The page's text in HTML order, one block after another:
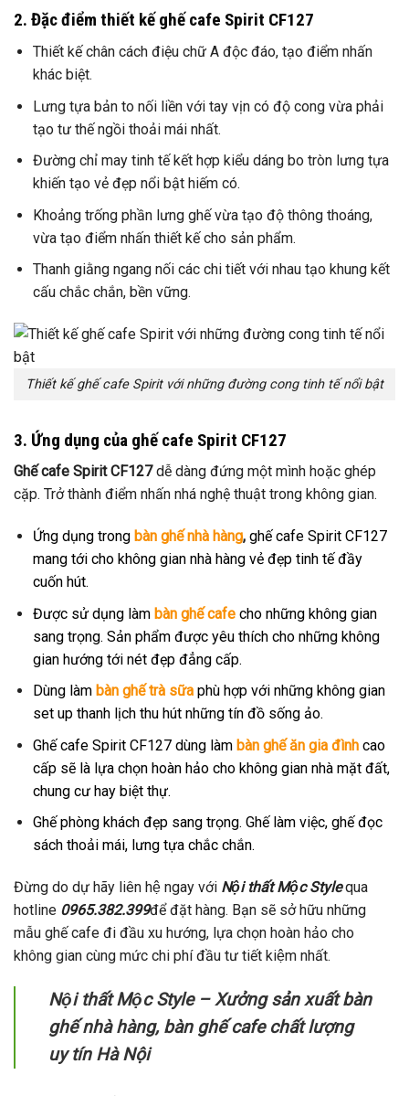
2. Đặc điểm thiết kế ghế cafe Spirit CF127
Thiết kế chân cách điệu chữ A độc đáo, tạo điểm nhấn
khác biệt.
Lưng tựa bản to nối liền với tay vịn có độ cong vừa phải
tạo tư thế ngồi thoải mái nhất.
Đường chỉ may tinh tế kết hợp kiểu dáng bo tròn lưng tựa
khiến tạo vẻ đẹp nổi bật hiếm có.
Khoảng trống phần lưng ghế vừa tạo độ thông thoáng,
vừa tạo điểm nhấn thiết kế cho sản phẩm.
Thanh giằng ngang nối các chi tiết với nhau tạo khung kết
cấu chắc chắn, bền vững.
Thiết kế ghế cafe Spirit với những đường cong tinh tế nổi bật
3. Ứng dụng của ghế cafe Spirit CF127
Ghế cafe Spirit CF127dễ dàng đứng một mình hoặc ghép
cặp. Trở thành điểm nhấn nhá nghệ thuật trong không gian.
Ứng dụng trong bàn ghế nhà hàng, ghế cafe Spirit CF127
mang tới cho không gian nhà hàng vẻ đẹp tinh tế đầy
cuốn hút.
Được sử dụng làm bàn ghế cafe cho những không gian
sang trọng. Sản phẩm được yêu thích cho những không
gian hướng tới nét đẹp đẳng cấp.
Dùng làm bàn ghế trà sữa phù hợp với những không gian
set up thanh lịch thu hút những tín đồ sống ảo.
Ghế cafe Spirit CF127 dùng làm bàn ghế ăn gia đìnhcao
cấp sẽ là lựa chọn hoàn hảo cho không gian nhà mặt đất,
chung cư hay biệt thự.
Ghế phòng khách đẹp sang trọng. Ghế làm việc, ghế đọc
sách thoải mái, lưng tựa chắc chắn.
Đừng do dự hãy liên hệ ngay với Nội thất Mộc Stylequa
hotline 0965.382.399để đặt hàng. Bạn sẽ sở hữu những
mẫu ghế cafe đi đầu xu hướng, lựa chọn hoàn hảo cho
không gian cùng mức chi phí đầu tư tiết kiệm nhất.
Nội thất Mộc Style – Xưởng sản xuất bàn
ghế nhà hàng, bàn ghế cafe chất lượng
uy tín Hà Nội